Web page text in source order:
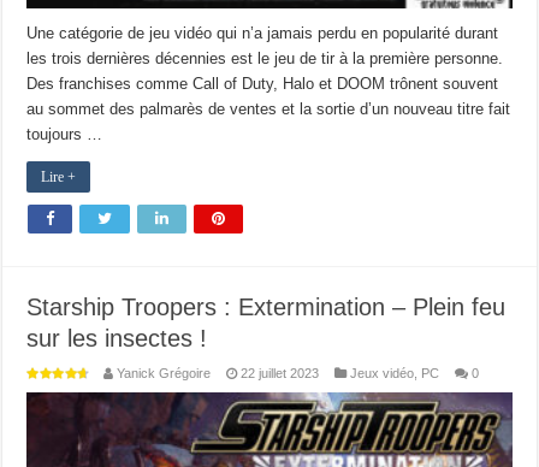
Une catégorie de jeu vidéo qui n’a jamais perdu en popularité durant
les trois dernières décennies est le jeu de tir à la première personne.
Des franchises comme Call of Duty, Halo et DOOM trônent souvent
au sommet des palmarès de ventes et la sortie d’un nouveau titre fait
toujours …
Lire +
Starship Troopers : Extermination – Plein feu
sur les insectes !
Yanick Grégoire 22 juillet 2023 Jeux vidéo PC 0